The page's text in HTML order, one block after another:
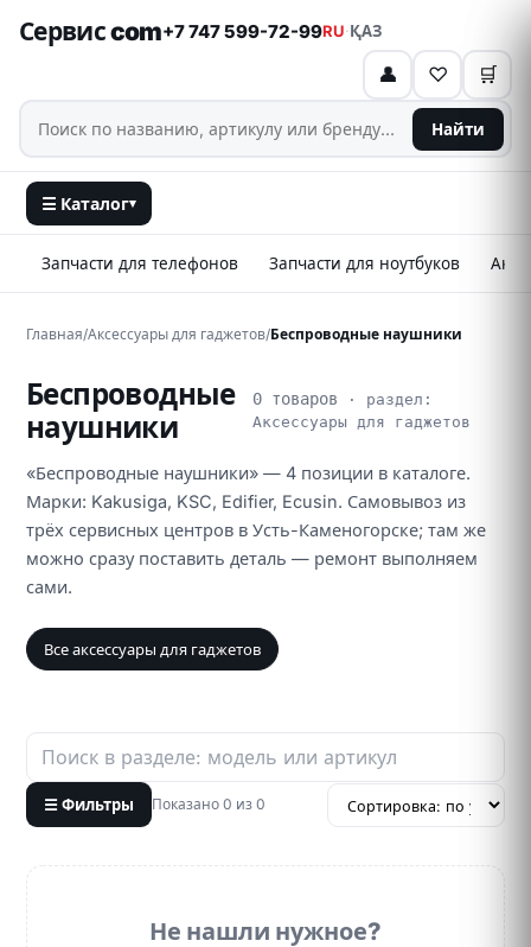
Сервис com
Найти
+7 747 599-72-99RU·ҚАЗ
👤 ♡ 🛒
☰ Каталог▾
Запчасти для телефонов Запчасти для ноутбуков
Главная/Аксессуары для гаджетов/Беспроводные наушники
Беспроводные
наушники
0 товаров · раздел:
Аксессуары для гаджетов
«Беспроводные наушники» — 4 позиции в каталоге.
Марки: Kakusiga, KSC, Edifier, Ecusin. Самовывоз из
трёх сервисных центров в Усть-Каменогорске; там же
можно сразу поставить деталь — ремонт выполняем
сами.
Все аксессуары для гаджетов
☰ Фильтры Показано 0 из 0
Не нашли нужное?